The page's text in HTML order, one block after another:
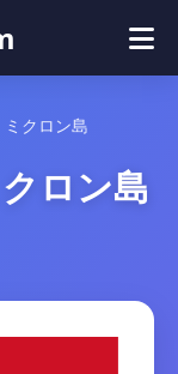
クロン島
ロン島